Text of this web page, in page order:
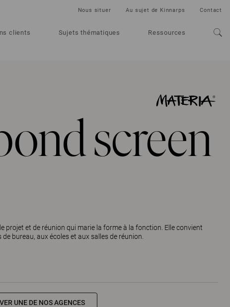
clients Sujets thématiques Ressources
Nous situer Au sujet de Kinnarps Contact
screen
projet et de réunion qui marie la forme à la fonction. Elle convient
bureau, aux écoles et aux salles de réunion.
UNE DE NOS AGENCES